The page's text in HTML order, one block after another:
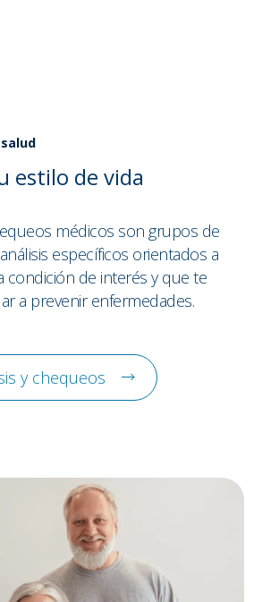
estilo de vida
médicos son grupos de
específicos orientados a
condición de interés y que te
a prevenir enfermedades.
y chequeos